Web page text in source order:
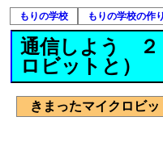
もりの学校 もりの学校の作
通信しよう ２
ロビットと）
きまったマイクロビッ